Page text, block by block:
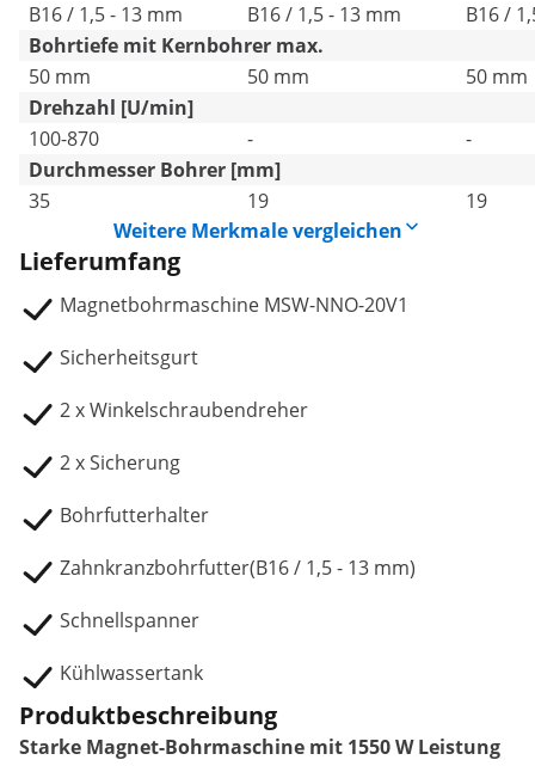
B16 / 1,5 - 13 mm
B16 / 1,5 - 13 mm
B16 /
Bohrtiefe mit Kernbohrer max.
50 mm
50 mm
50 mm
Drehzahl [U/min]
100-870
-
-
Durchmesser Bohrer [mm]
35
19
19
Weitere Merkmale vergleichen
Lieferumfang
Magnetbohrmaschine MSW-NNO-20V1
Sicherheitsgurt
2 x Winkelschraubendreher
2 x Sicherung
Bohrfutterhalter
Zahnkranzbohrfutter(B16 / 1,5 - 13 mm)
Schnellspanner
Kühlwassertank
Produktbeschreibung
Starke Magnet-Bohrmaschine mit 1550 W Leistung